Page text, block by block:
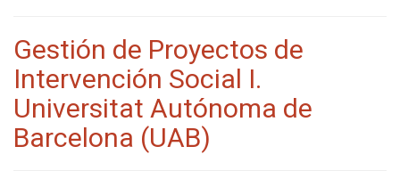
Gestión de Proyectos de
Intervención Social I.
Universitat Autónoma de
Barcelona (UAB)